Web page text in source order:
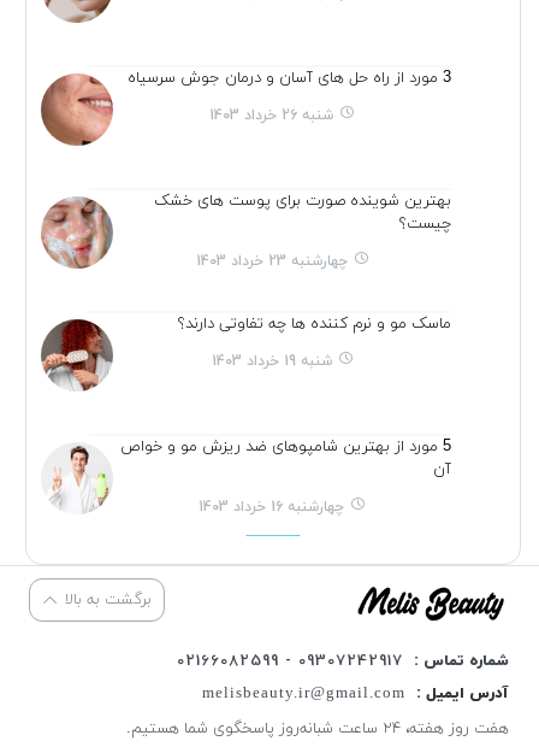
3 مورد از راه حل های آسان و درمان جوش سرسیاه
شنبه 26 خرداد 1403
بهترین شوینده صورت برای پوست های خشک
چیست؟
چهارشنبه 23 خرداد 1403
ماسک مو و نرم کننده ها چه تفاوتی دارند؟
شنبه 19 خرداد 1403
5 مورد از بهترین شامپوهای ضد ریزش مو و خواص
آن
چهارشنبه 16 خرداد 1403
برگشت به بالا
شماره تماس :
09307242917 - 02166082599
آدرس ایمیل :
melisbeauty.ir@gmail.com
هفت روز هفته، ۲۴ ساعت شبانه‌روز پاسخگوی شما هستیم.